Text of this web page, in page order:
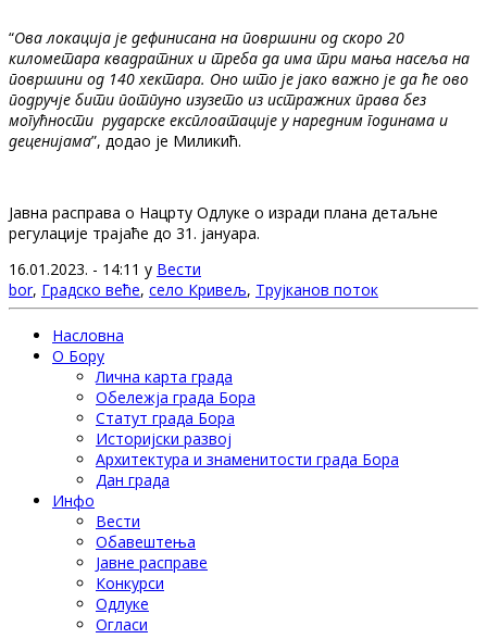
“Ова локација је дефинисана на површини од скоро 20
километара квадратних и треба да има три мања насеља на
површини од 140 хектара. Оно што је јако важно је да ће ово
подручје бити потпуно изузето из истражних права без
могућности рударске експлоатације у наредним годинама и
деценијама”, додао је Миликић.
Јавна расправа о Нацрту Одлуке о изради плана детаљне
регулације трајаће до 31. јануара.
16.01.2023. - 14:11 у Вести
bor, Градско веће, село Кривељ, Трујканов поток
Насловна
О Бору
Лична карта града
Обележја града Бора
Статут града Бора
Историјски развој
Архитектура и знаменитости града Бора
Дан града
Инфо
Вести
Обавештења
Јавне расправе
Конкурси
Одлуке
Огласи